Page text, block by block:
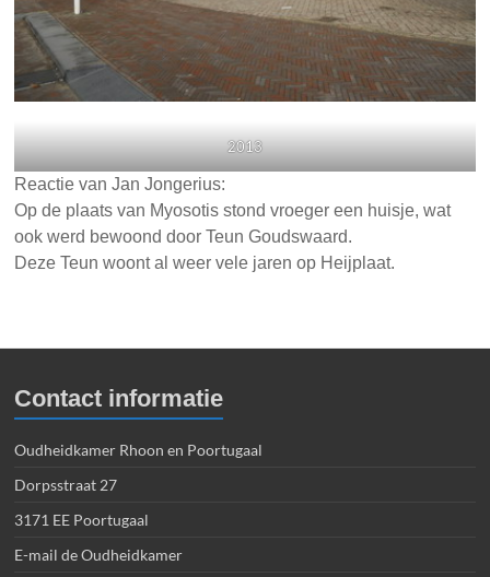
2013
Reactie van Jan Jongerius:
Op de plaats van Myosotis stond vroeger een huisje, wat
ook werd bewoond door Teun Goudswaard.
Deze Teun woont al weer vele jaren op Heijplaat.
Contact informatie
Oudheidkamer Rhoon en Poortugaal
Dorpsstraat 27
3171 EE Poortugaal
E-mail de Oudheidkamer